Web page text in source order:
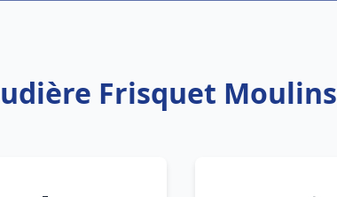
Frisquet Moulins